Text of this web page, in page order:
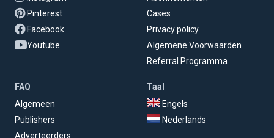
Pinterest
Facebook
Youtube
Cases
Privacy policy
Algemene Voorwaarden
Referral Programma
FAQ
Algemeen
Publishers
Adverteerders
Taal
Engels
Nederlands